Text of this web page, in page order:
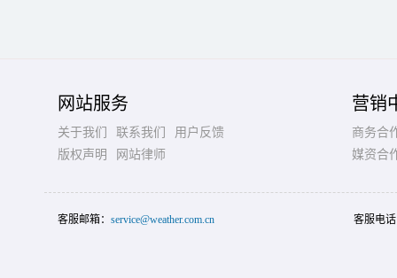
网站服务
关于我们 联系我们
用户反馈
版权声明
网站律师
营销
商务合
媒资合
客服邮箱： service@weather.com.cn 客服电